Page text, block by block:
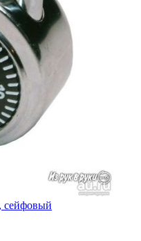
сейфовый